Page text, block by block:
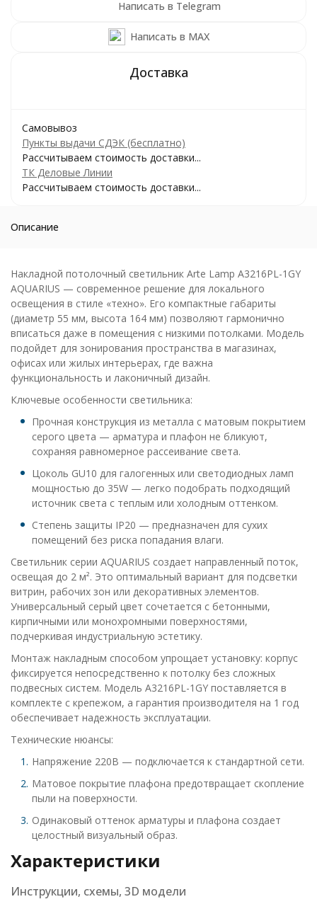
Написать в Telegram
Написать в MAX
Самовывоз
Пункты выдачи СДЭК (бесплатно)
Рассчитываем стоимость доставки...
ТК Деловые Линии
Рассчитываем стоимость доставки...
Описание
Накладной потолочный светильник Arte Lamp A3216PL-1GY
AQUARIUS — современное решение для локального
освещения в стиле «техно». Его компактные габариты
(диаметр 55 мм, высота 164 мм) позволяют гармонично
вписаться даже в помещения с низкими потолками. Модель
подойдет для зонирования пространства в магазинах,
офисах или жилых интерьерах, где важна
функциональность и лаконичный дизайн.
Ключевые особенности светильника:
Прочная конструкция из металла с матовым покрытием
серого цвета — арматура и плафон не бликуют,
сохраняя равномерное рассеивание света.
Цоколь GU10 для галогенных или светодиодных ламп
мощностью до 35W — легко подобрать подходящий
источник света с теплым или холодным оттенком.
Степень защиты IP20 — предназначен для сухих
помещений без риска попадания влаги.
Светильник серии AQUARIUS создает направленный поток,
освещая до 2 м². Это оптимальный вариант для подсветки
витрин, рабочих зон или декоративных элементов.
Универсальный серый цвет сочетается с бетонными,
кирпичными или монохромными поверхностями,
подчеркивая индустриальную эстетику.
Монтаж накладным способом упрощает установку: корпус
фиксируется непосредственно к потолку без сложных
подвесных систем. Модель A3216PL-1GY поставляется в
комплекте с крепежом, а гарантия производителя на 1 год
обеспечивает надежность эксплуатации.
Технические нюансы:
Напряжение 220В — подключается к стандартной сети.
Матовое покрытие плафона предотвращает скопление
пыли на поверхности.
Одинаковый оттенок арматуры и плафона создает
целостный визуальный образ.
Характеристики
Инструкции, схемы, 3D модели